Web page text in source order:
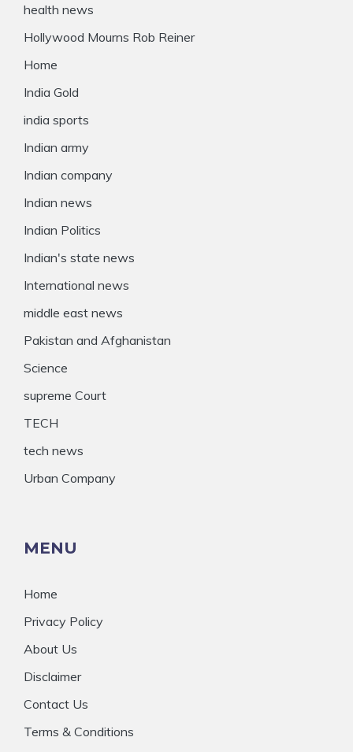
health news
Hollywood Mourns Rob Reiner
Home
India Gold
india sports
Indian army
Indian company
Indian news
Indian Politics
Indian's state news
International news
middle east news
Pakistan and Afghanistan
Science
supreme Court
TECH
tech news
Urban Company
MENU
Home
Privacy Policy
About Us
Disclaimer
Contact Us
Terms & Conditions